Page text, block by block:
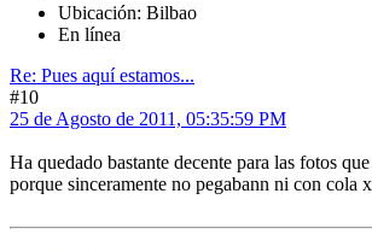
Ubicación: Bilbao
En línea
Re: Pues aquí estamos...
#10
25 de Agosto de 2011, 05:35:59 PM
Ha quedado bastante decente para las fotos
porque sinceramente no pegabann ni con cola